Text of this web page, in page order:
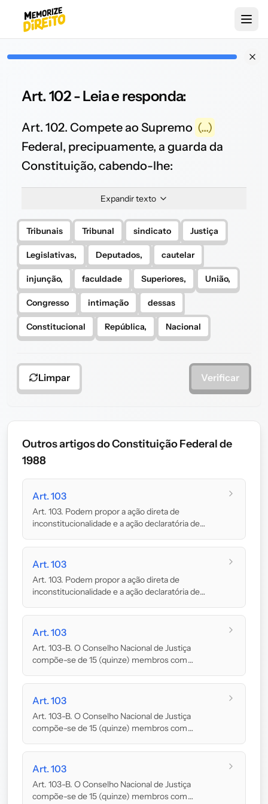
Art. 102 - Leia e responda:
Art. 102. Compete ao Supremo (...)
Federal, precipuamente, a guarda da
Constituição, cabendo-lhe:
Expandir texto
Tribunais Tribunal sindicato Justiça
Legislativas, Deputados, cautelar
injunção, faculdade Superiores, União,
Congresso intimação dessas
Constitucional República, Nacional
Limpar Verificar
Outros artigos do Constituição Federal de
1988
Art. 103
Art. 103. Podem propor a ação direta de
inconstitucionalidade e a ação declaratória de
Art. 103
Art. 103. Podem propor a ação direta de
inconstitucionalidade e a ação declaratória de
Art. 103
Art. 103-B. O Conselho Nacional de Justiça
compõe-se de 15 (quinze) membros com
Art. 103
Art. 103-B. O Conselho Nacional de Justiça
compõe-se de 15 (quinze) membros com
Art. 103
Art. 103-B. O Conselho Nacional de Justiça
compõe-se de 15 (quinze) membros com